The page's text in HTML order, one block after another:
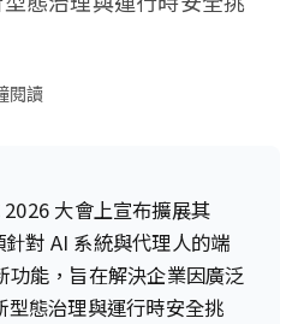
閱讀
大會上宣布擴展其
對 AI 系統與代理人的端
功能，旨在解決企業因廣泛
態治理與運行時安全挑